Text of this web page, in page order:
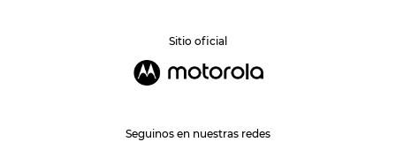
Sitio oficial
Seguinos en nuestras redes